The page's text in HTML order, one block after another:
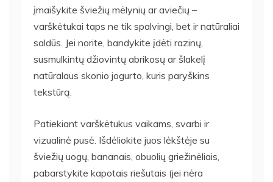
įmaišykite šviežių mėlynių ar aviečių –
varškėtukai taps ne tik spalvingi, bet ir natūraliai
saldūs. Jei norite, bandykite įdėti razinų,
susmulkintų džiovintų abrikosų ar šlakelį
natūralaus skonio jogurto, kuris paryškins
tekstūrą.
Patiekiant varškėtukus vaikams, svarbi ir
vizualinė pusė. Išdėliokite juos lėkštėje su
šviežių uogų, bananais, obuolių griežinėliais,
pabarstykite kapotais riešutais (jei nėra